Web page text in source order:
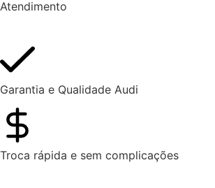
Atendimento
Garantia e Qualidade Audi
Troca rápida e sem complicações